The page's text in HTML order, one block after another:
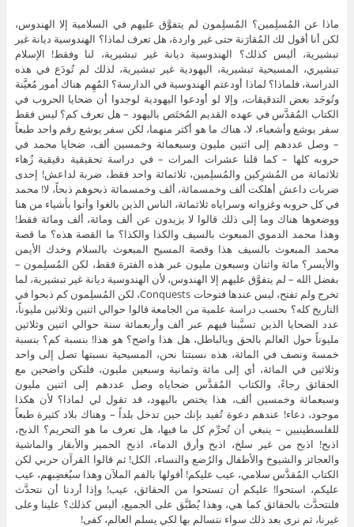
ماذا عن المُسلِمين؟ المُسلِمون لم يتفوَّق عليهم في السلامية إلا الهندوس،
لكن أنا أقول لك المُقارَنة حتى غير واردة، هل تعرف لماذا؟ الهندوسية ديانة غير
تبشيرية، أليس كذلك؟ الهندوسية ديانة غير تبشيرية، لنا وفقط! الإسلام
تبشيري، المسيحية تبشيرية، اليهودية غير تبشيرية، لذلك لم تُودَع في هذه
الدراسة، فلماذا؟ لماذا أودعتم الهندوسية في الدارسة؟ المُهِم هناك أمور مُعيَّنة
وتُوجَد بعض التدقيقات، وإلا لو أودعوا اليهودية لوجدوا أن ضحايا الحروب في
الكتاب المُقدَّس في عهده القديم المُختَص باليهود – هل تعرف كم؟ ليس فقط
سفر يوشع وأشعياء، لا، هناك ما هو أكثر منهما، لكن سفر يوشع رقم واحد طبعاً
– وصل عددهم إلى اثنين مليون وسبعمائة وخمسين ألف، ضحايا محمد في
حروبه كلها – كما قلنا عشرات المرات – في دراسة تحقيقية دقيقية زُهاء
ثلاثمائة من المُشرِكين والمُسلِمين، ثلاثمائة واحد فقط، ضربة لداعش! إحدى
ضربات داعش أهلكت ألف وخمسمائة، ألف وخمسمائة ذبحوهم ذبحاً، لا! محمد
في كل حروبه وغزواته وسراياه ثلاثمائة، الناس الذين بالغوا وأتوا بأشياء من هنا
ووضعوها هناك وما إلى ذلك قالوا لا يزيدون عن ألف ومائة، ألف ومائة فقط!
وهذا محمد الدموي المبعوث بالسيف والكذا والكذا؟ ما القصة هذه؟ ما قصة
محمد المبعوث بالسيف هذا وقصة المسيح المبعوث بالسلام وخدك الأيمن
والأيسر؟ مائة واثنان وسبعون مليون عبر هذه الفترة فقط، لكن المُسلِمون –
بفضل الله – لم يتفوَّق عليهم إلا الهندوس، لأن الهندوسية ديانة غير تبشيرية، لما
تخرج ولم تفتح، ليس عندها فتوحات Conquests، لكن المُسلِمون كم ذبحوا في
التاريخ كله؟ بحسب دراسة علمية من الجامعة قالوا حوالي اثنين وثلاثين مليوناً،
عدد الضحايا الذين تسبَّبنا فيهم عبر ألف وأربعمائة سنة حوالي اثنين وثلاثين
مليوناً حول العالم بالحق وبالباطل، هل هذا واضح؟ هو هذا! بنسبة كم؟ بنسبة
خمسة ونصف في المائة، هذه نسبتنا نحن، المسيحية نسبتها تصل إلى واحد
وثلاثين في المائة، أي إلى مائة وثمانية وسبعين مليون، فلنكن واضحين مع
الحقائق رجاءً، والكتاب المُقدَّس ضحاياه وصل عددهم إلى اثنين مليون
وسبعمائة وخمسين ألف، هذا يختص باليهود، قد تقول لي لماذا؟ لأن هكذا
موجود، دعاء! عندهم دعوة تُفيد بإنك حين تدخل بلداً – وهناك بلاد كثيرة طبعاً
للفلسطينيين – ينبغي أن تُحرِّم كل ما فيها، هل تعرف ما هو التحريم؟ الذبح،
اذبح! اذبح من غير سلخ، اذبح وأرق الدماء، اذبح الحمير والأبقار والماشية
والعجائز والشيوخ والأطفال والرُضع والنساء، الكل! ثم قالوا القرآن حربي لكن
الكتاب المُقدَّس سلامي، عيب عليكم! أقولها بالفم الملآن وهذا سيُغضِبهم، عيب
عليكم، استحوا! عليكم أن تستحوا من الحقائق، عيب! وإذا أردنا أن نتحدَّث
فلنتحدَّث بالحقائق كما هي، وهذا يُطبَّق على الجميع، أليس كذلك؟ علينا وعلى
غيرنا، ثم نرى بعد ذلك سواء نتسالم بها لكي يسلم العالم، كفى!